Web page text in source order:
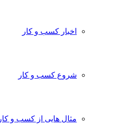
اخبار کسب و کار
شروع کسب و کار
مثال هایی از کسب و کار